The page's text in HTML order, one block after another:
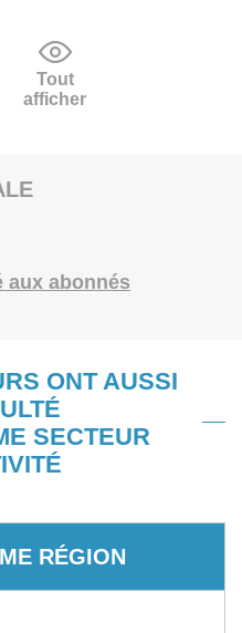
Tout
afficher
aux abonnés
ONT AUSSI
SECTEUR
RÉGION